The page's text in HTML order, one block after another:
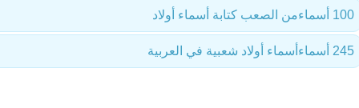
من الصعب كتابة أسماء أولاد 100 أسماء
أسماء أولاد شعبية في العربية 245 أسماء